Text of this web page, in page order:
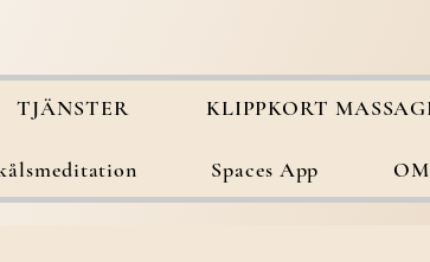
TJÄNSTER KLIPPKORT
Spaces App OM